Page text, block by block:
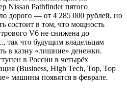
Nissan Pathfinder пятого
дорого — от 4 285 000 рублей, но
состоит в том, что мощность
V6 не снижена до
так что будущим владельцам
в казну «лишние» денежки.
в России в четырёх
(Business, High Tech, Top, Top
машины появятся в феврале.